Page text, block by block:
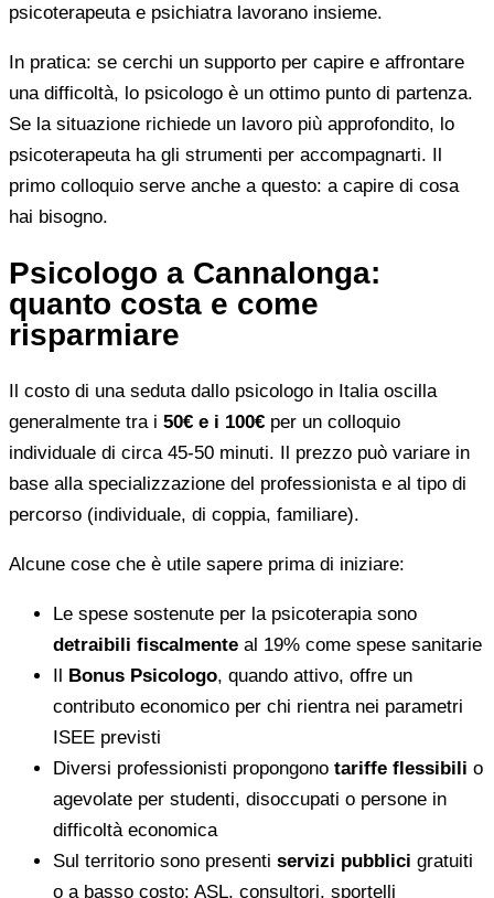
psicoterapeuta e psichiatra lavorano insieme.
In pratica: se cerchi un supporto per capire e affrontare
una difficoltà, lo psicologo è un ottimo punto di partenza.
Se la situazione richiede un lavoro più approfondito, lo
psicoterapeuta ha gli strumenti per accompagnarti. Il
primo colloquio serve anche a questo: a capire di cosa
hai bisogno.
Psicologo a Cannalonga:
quanto costa e come
risparmiare
Il costo di una seduta dallo psicologo in Italia oscilla
generalmente tra i 50€ e i 100€ per un colloquio
individuale di circa 45-50 minuti. Il prezzo può variare in
base alla specializzazione del professionista e al tipo di
percorso (individuale, di coppia, familiare).
Alcune cose che è utile sapere prima di iniziare:
Le spese sostenute per la psicoterapia sono
detraibili fiscalmente al 19% come spese sanitarie
Il Bonus Psicologo, quando attivo, offre un
contributo economico per chi rientra nei parametri
ISEE previsti
Diversi professionisti propongono tariffe flessibili o
agevolate per studenti, disoccupati o persone in
difficoltà economica
Sul territorio sono presenti servizi pubblici gratuiti
o a basso costo: ASL, consultori, sportelli